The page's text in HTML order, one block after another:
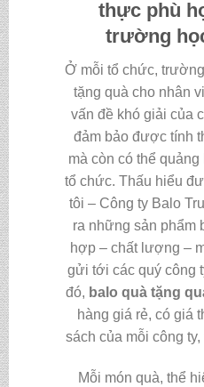
thực phù
trường
Ở mỗi tổ chức,
tặng quà cho nhân
vấn đề khó giải của
đảm bảo được tính
mà còn có thể
tổ chức. Thấu hiểu
tôi – Công ty Balo
ra những sản phẩm
hợp – chất lượng –
gửi tới các quý công
đó, balo quà tặng
hàng giá rẻ, có giá
sách của mỗi công
Mỗi món quà, thể